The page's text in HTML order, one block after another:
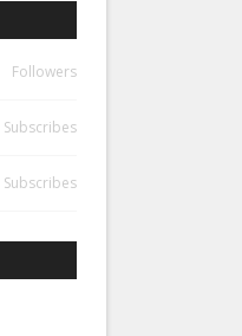
Followers
Subscribes
Subscribes